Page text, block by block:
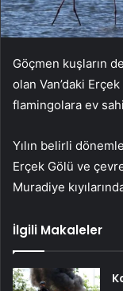
Göçmen kuşların
olan Van’daki
flamingolara ev
Yılın belirli
Erçek Gölü ve
Muradiye
İlgili Makaleler